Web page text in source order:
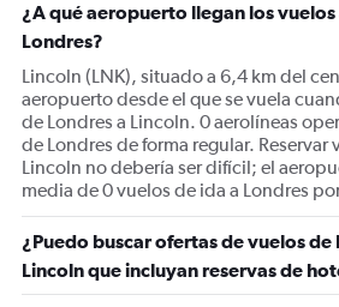
¿A qué aeropuerto llegan los
Londres?
Lincoln (LNK), situado a 6,4 km del
aeropuerto desde el que se vuela
de Londres a Lincoln. 0 aerolíneas
de Londres de forma regular. Reservar
Lincoln no debería ser difícil; el
media de 0 vuelos de ida a Londres
¿Puedo buscar ofertas de vuelos de
Lincoln que incluyan reservas de